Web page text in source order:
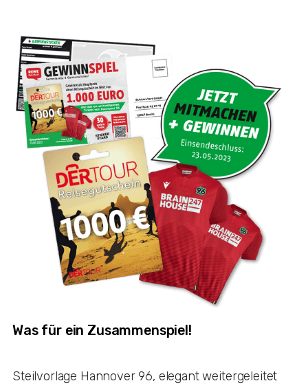
Was für ein Zusammenspiel!
Steilvorlage Hannover 96, elegant weitergeleitet